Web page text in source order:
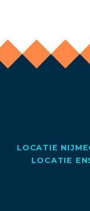
LOCATIE
LOCATIE